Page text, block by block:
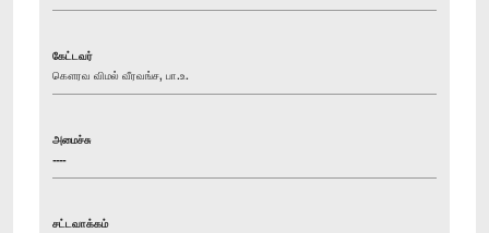
கேட்டவர்
கௌரவ விமல் வீரவங்ச, பா.உ.
அமைச்சு
----
சட்டவாக்கம்